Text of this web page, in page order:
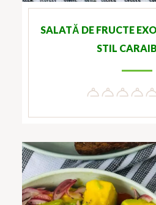
SALATĂ DE FRUCTE
STIL